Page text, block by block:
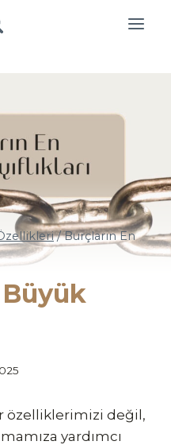
/ Burçların En
Büyük
özelliklerimizi değil,
yardımcı